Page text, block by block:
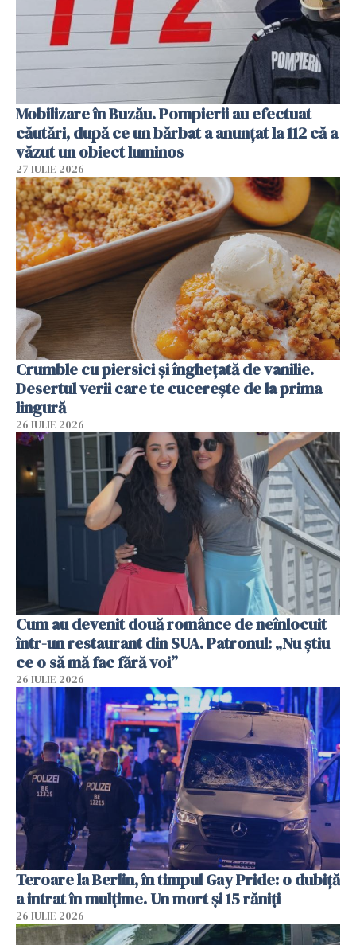
Mobilizare în Buzău. Pompierii au efectuat
căutări, după ce un bărbat a anunțat la 112 că a
văzut un obiect luminos
27 IULIE 2026
Crumble cu piersici și înghețată de vanilie.
Desertul verii care te cucerește de la prima
lingură
26 IULIE 2026
Cum au devenit două românce de neînlocuit
într-un restaurant din SUA. Patronul: „Nu știu
ce o să mă fac fără voi”
26 IULIE 2026
Teroare la Berlin, în timpul Gay Pride: o dubiță
a intrat în mulțime. Un mort și 15 răniți
26 IULIE 2026